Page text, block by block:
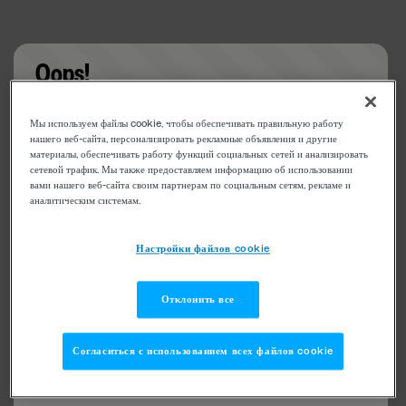
Oops!
Something went wrong. Please try refreshing the
app
Мы используем файлы cookie, чтобы обеспечивать правильную работу
нашего веб-сайта, персонализировать рекламные объявления и другие
материалы, обеспечивать работу функций социальных сетей и анализировать
сетевой трафик. Мы также предоставляем информацию об использовании
вами нашего веб-сайта своим партнерам по социальным сетям, рекламе и
аналитическим системам.
Настройки файлов cookie
Отклонить все
Согласиться с использованием всех файлов cookie